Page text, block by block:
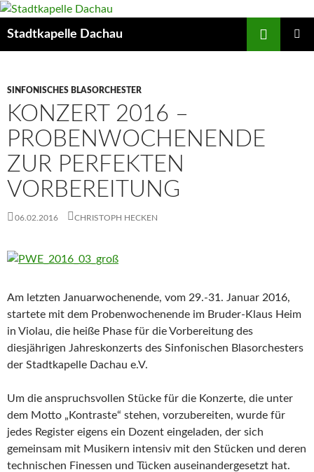
Zum
springen
Stadtkapelle Dachau
SINFONISCHES BLASORCHESTER
KONZERT 2016 –
PROBENWOCHENENDE
ZUR PERFEKTEN
VORBEREITUNG
06.02.2016 CHRISTOPH HECKEN
Am letzten Januarwochenende, vom 29.-31. Januar 2016,
startete mit dem Probenwochenende im Bruder-Klaus Heim
in Violau, die heiße Phase für die Vorbereitung des
diesjährigen Jahreskonzerts des Sinfonischen Blasorchesters
der Stadtkapelle Dachau e.V.
Um die anspruchsvollen Stücke für die Konzerte, die unter
dem Motto „Kontraste“ stehen, vorzubereiten, wurde für
jedes Register eigens ein Dozent eingeladen, der sich
gemeinsam mit Musikern intensiv mit den Stücken und deren
technischen Finessen und Tücken auseinandergesetzt hat.